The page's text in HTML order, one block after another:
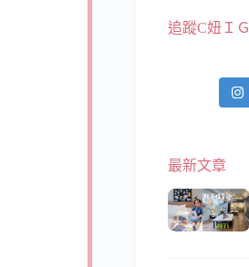
追蹤C妞ＩＧ
最新文章